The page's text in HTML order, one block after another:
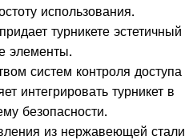
использования.
турникете эстетичный
элементы.
систем контроля доступа
интегрировать турникет в
безопасности.
из нержавеющей стали